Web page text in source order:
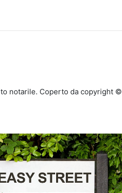
notarile. Coperto da copyright ©